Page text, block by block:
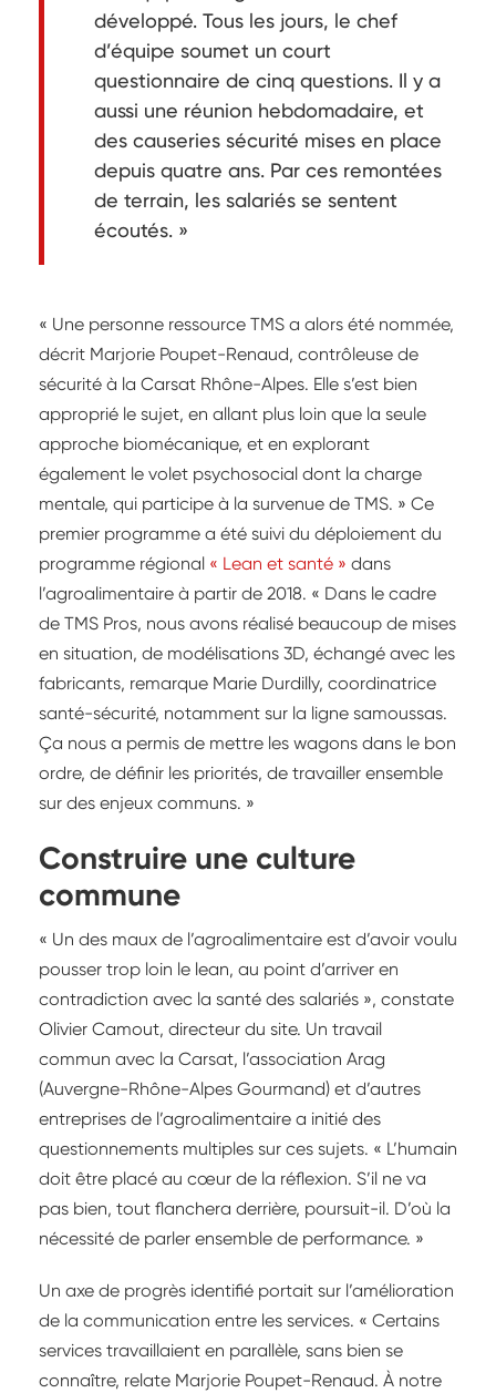
développé. Tous les jours, le chef
d’équipe soumet un court
questionnaire de cinq questions. Il y a
aussi une réunion hebdomadaire, et
des causeries sécurité mises en place
depuis quatre ans. Par ces remontées
de terrain, les salariés se sentent
écoutés. »
« Une personne ressource TMS a alors été nommée,
décrit Marjorie Poupet-Renaud, contrôleuse de
sécurité à la Carsat Rhône-Alpes. Elle s’est bien
approprié le sujet, en allant plus loin que la seule
approche biomécanique, et en explorant
également le volet psychosocial dont la charge
mentale, qui participe à la survenue de TMS. » Ce
premier programme a été suivi du déploiement du
programme régional « Lean et santé » dans
l’agroalimentaire à partir de 2018. « Dans le cadre
de TMS Pros, nous avons réalisé beaucoup de mises
en situation, de modélisations 3D, échangé avec les
fabricants, remarque Marie Durdilly, coordinatrice
santé-sécurité, notamment sur la ligne samoussas.
Ça nous a permis de mettre les wagons dans le bon
ordre, de définir les priorités, de travailler ensemble
sur des enjeux communs. »
Construire une culture
commune
« Un des maux de l’agroalimentaire est d’avoir voulu
pousser trop loin le lean, au point d’arriver en
contradiction avec la santé des salariés », constate
Olivier Camout, directeur du site. Un travail
commun avec la Carsat, l’association Arag
(Auvergne-Rhône-Alpes Gourmand) et d’autres
entreprises de l’agroalimentaire a initié des
questionnements multiples sur ces sujets. « L’humain
doit être placé au cœur de la réflexion. S’il ne va
pas bien, tout flanchera derrière, poursuit-il. D’où la
nécessité de parler ensemble de performance. »
Un axe de progrès identifié portait sur l’amélioration
de la communication entre les services. « Certains
services travaillaient en parallèle, sans bien se
connaître, relate Marjorie Poupet-Renaud. À notre